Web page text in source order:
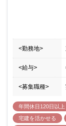
ています）、
に関する研修
していく予定ですのでご
せする業務を決
アップできる環
す。
<勤務地>
<給与>
<募集職種>
年間休日120日以上
宅建を活かせる